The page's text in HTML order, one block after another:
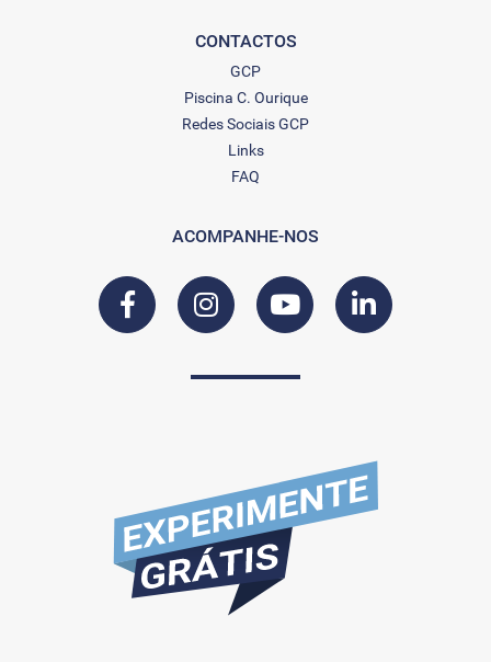
CONTACTOS
GCP
Piscina C. Ourique
Redes Sociais GCP
Links
FAQ
ACOMPANHE-NOS